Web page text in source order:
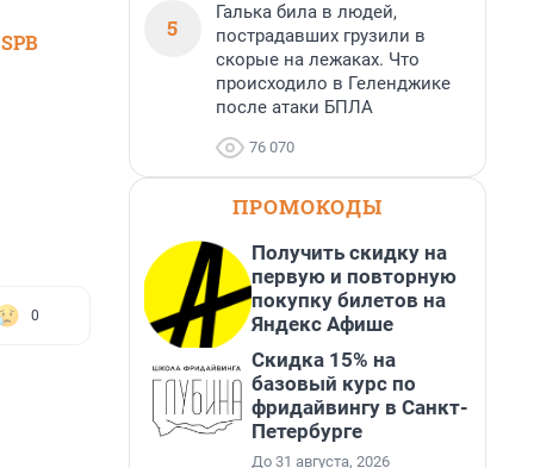
0
5
Галька била в людей,
пострадавших грузили в
скорые на лежаках. Что
происходило в Геленджике
после атаки БПЛА
76 070
ПРОМОКОДЫ
Получить скидку на
первую и повторную
покупку билетов на
Яндекс Афише
Скидка 15% на
базовый курс по
фридайвингу в Санкт-
Петербурге
До 31 августа, 2026